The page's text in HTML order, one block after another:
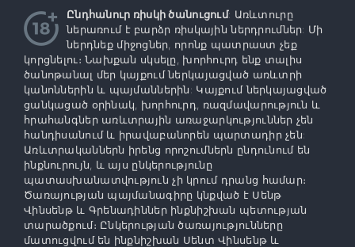
Ընդհանուր ռիսկի ծանուցում: Առևտուրը
ներառում է բարձր ռիսկային ներդրումներ: Մի
ներդնեք միջոցներ, որոնք պատրաստ չեք
կորցնելու։ Նախքան սկսելը, խորհուրդ ենք տալիս
ծանոթանալ մեր կայքում ներկայացված առևտրի
կանոններին և պայմաններին: Կայքում ներկայացված
ցանկացած օրինակ, խորհուրդ, ռազմավարություն և
հրահանգներ առևտրային առաջարկություններ չեն
հանդիսանում և իրավաբանորեն պարտադիր չեն:
Առևտրականներն իրենց որոշումներն ընդունում են
ինքնուրույն, և այս ընկերությունը
պատասխանատվություն չի կրում դրանց համար։
Ծառայության պայմանագիրը կնքված է Սենթ
Վինսենթ և Գրենադիններ ինքնիշխան պետության
տարածքում։ Ընկերության ծառայությունները
մատուցվում են ինքնիշխան Սենտ Վինսենթ և